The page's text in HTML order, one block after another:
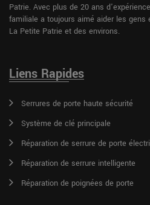
Patrie. Avec plus de 20 ans
familiale a toujours aimé aider les gens
La Petite Patrie et des environs.
Liens Rapides
Serrures de porte haute sécurité
Système de clé principale
Réparation de serrure de porte
Réparation de serrure intelligente
Réparation de poignées de porte